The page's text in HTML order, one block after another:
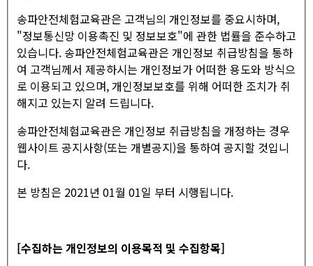
송파안전체험교육관은 고객님의 개인정보를 중요시하며,
"정보통신망 이용촉진 및 정보보호"에 관한 법률을 준수하고
있습니다. 송파안전체험교육관은 개인정보 취급방침을 통하
여 고객님께서 제공하시는 개인정보가 어떠한 용도와 방식으
로 이용되고 있으며, 개인정보보호를 위해 어떠한 조치가 취
해지고 있는지 알려 드립니다.
송파안전체험교육관은 개인정보 취급방침을 개정하는 경우
웹사이트 공지사항(또는 개별공지)을 통하여 공지할 것입니
다.
본 방침은 2021년 01월 01일 부터 시행됩니다.
[수집하는 개인정보의 이용목적 및 수집항목]